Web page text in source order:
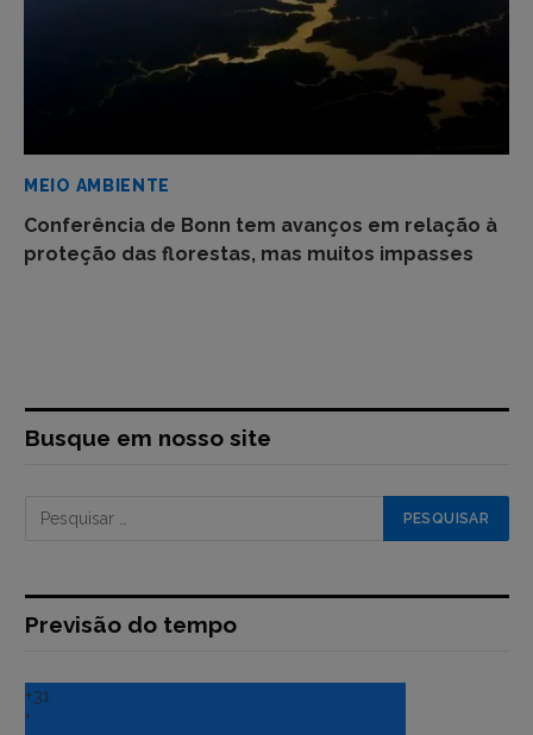
MEIO AMBIENTE
Conferência de Bonn tem avanços em relação à
proteção das florestas, mas muitos impasses
Busque em nosso site
Previsão do tempo
+31
°